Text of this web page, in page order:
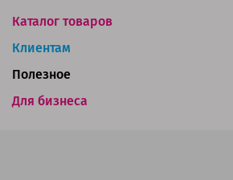
Каталог товаров
Клиентам
Для бизнеса
Полезное